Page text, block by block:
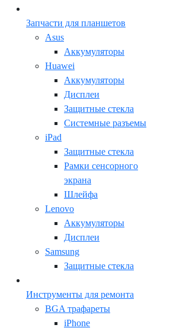
Запчасти для планшетов
Asus
Аккумуляторы
Huawei
Аккумуляторы
Дисплеи
Защитные стекла
Системные разъемы
iPad
Защитные стекла
Рамки сенсорного
экрана
Шлейфа
Lenovo
Аккумуляторы
Дисплеи
Samsung
Защитные стекла
Инструменты для ремонта
BGA трафареты
iPhone